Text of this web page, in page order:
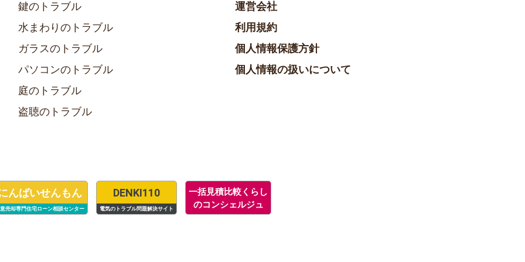
鍵のトラブル
水まわりのトラブル
ガラスのトラブル
パソコンのトラブル
庭のトラブル
盗聴のトラブル
運営会社
利用規約
個人情報保護方針
個人情報の扱いについて
んばいせんもん
売却専門住宅ローン相談センター
DENKI110
電気のトラブル問題解決サイト
一括見積比較くらし
のコンシェルジュ